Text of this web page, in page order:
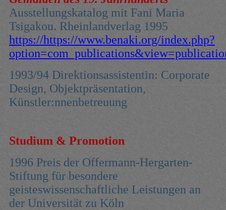
Ausstellungskatalog mit Fani Maria
Tsigakou. Rheinlandverlag 1995
https://https://www.benaki.org/index.php?
1993/94 Direktionsassistentin: Corporate
Design, Objektpräsentation,
Künstler:nnenbetreuung
Studium & Promotion
1996 Preis der Offermann-Hergarten-
Stiftung für besondere
geisteswissenschaftliche Leistungen an
der Universität zu Köln